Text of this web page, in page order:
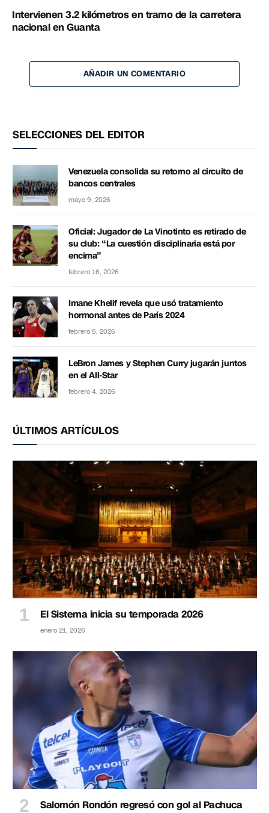
Intervienen 3.2 kilómetros en tramo de la carretera
nacional en Guanta
AÑADIR UN COMENTARIO
SELECCIONES DEL EDITOR
Venezuela consolida su retorno al circuito de
bancos centrales
mayo 9, 2026
Oficial: Jugador de La Vinotinto es retirado de
su club: “La cuestión disciplinaria está por
encima”
febrero 16, 2026
Imane Khelif revela que usó tratamiento
hormonal antes de París 2024
febrero 5, 2026
LeBron James y Stephen Curry jugarán juntos
en el All-Star
febrero 4, 2026
ÚLTIMOS ARTÍCULOS
El Sistema inicia su temporada 2026
enero 21, 2026
Salomón Rondón regresó con gol al Pachuca